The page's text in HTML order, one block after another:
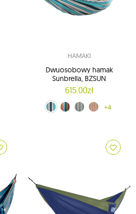
HAMAKI
Dwuosobowy hamak
Sunbrella, BZSUN
615.00zł
niebiesko-biały (06)
czerwono-niebieski (07)
błękitno-niebieski (08)
pomarańczowo-szary (10)
+4